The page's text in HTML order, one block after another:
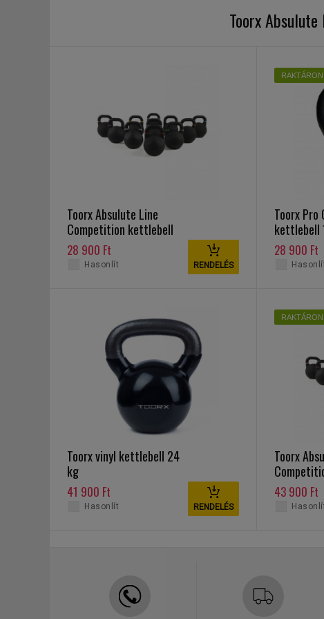
Toorx
Toorx Absulute Line
Competition kettlebell
16 kg
28 900 Ft
RENDELÉS
Hasonlít
RAKTÁRON
Toorx Pro
kettlebell
28 900 Ft
Toorx vinyl kettlebell 24
kg
41 900 Ft
RENDELÉS
Hasonlít
RAKTÁRON
Toorx
24 kg
43 900 Ft